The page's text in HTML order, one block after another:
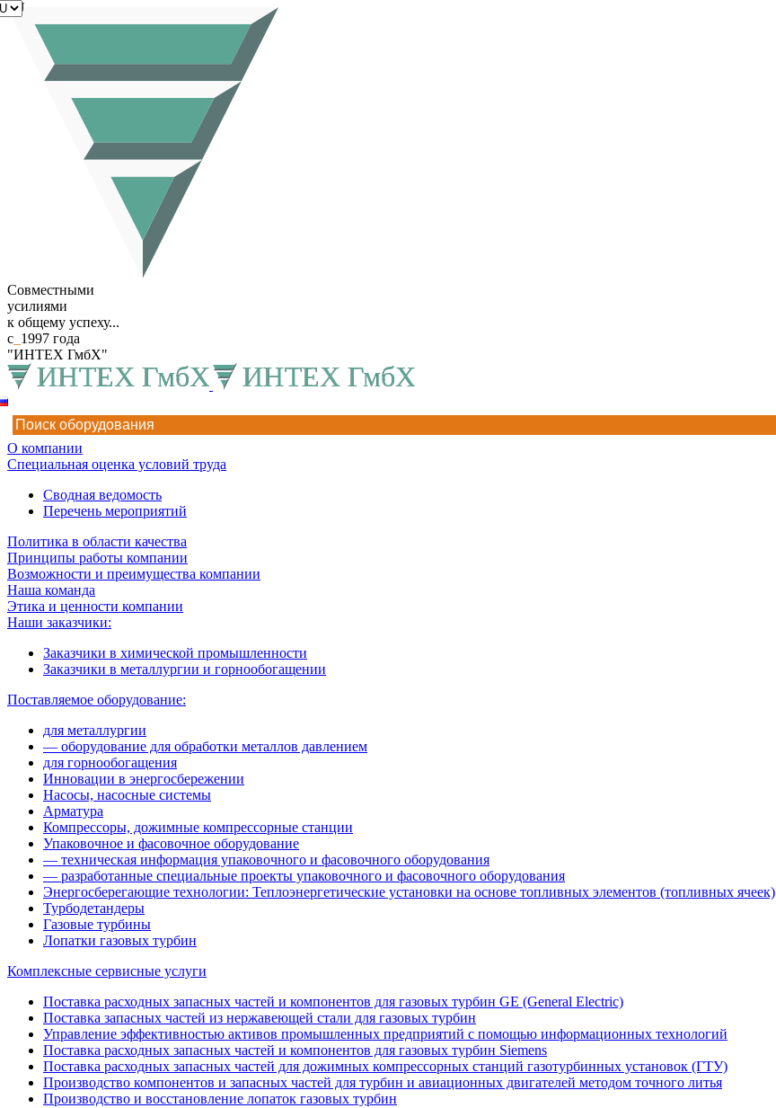
Совместными
усилиями
к общему успеху...
с 1997 года
"ИНТЕХ ГмбХ"
RU
О компании
Специальная оценка условий труда
Сводная ведомость
Перечень мероприятий
Политика в области качества
Принципы работы компании
Возможности и преимущества компании
Наша команда
Этика и ценности компании
Наши заказчики:
Заказчики в химической промышленности
Заказчики в металлургии и горнообогащении
Поставляемое оборудование:
для металлургии
— оборудование для обработки металлов давлением
для горнообогащения
Инновации в энергосбережении
Насосы, насосные системы
Арматура
Компрессоры, дожимные компрессорные станции
Упаковочное и фасовочное оборудование
— техническая информация упаковочного и фасовочного оборудования
— разработанные специальные проекты упаковочного и фасовочного оборудования
Энергосберегающие технологии: Теплоэнергетические установки на основе топливных элементов (топливных ячеек)
Турбодетандеры
Газовые турбины
Лопатки газовых турбин
Комплексные сервисные услуги
Поставка расходных запасных частей и компонентов для газовых турбин GE (General Electric)
Поставка запасных частей из нержавеющей стали для газовых турбин
Управление эффективностью активов промышленных предприятий с помощью информационных технологий
Поставка расходных запасных частей и компонентов для газовых турбин Siemens
Поставка расходных запасных частей для дожимных компрессорных станций газотурбинных установок (ГТУ)
Производство компонентов и запасных частей для турбин и авиационных двигателей методом точного литья
Производство и восстановление лопаток газовых турбин